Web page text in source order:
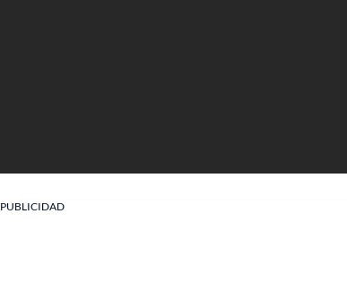
PUBLICIDAD